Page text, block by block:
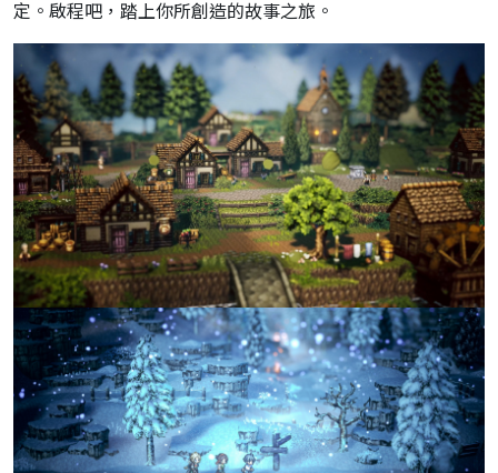
定。啟程吧，踏上你所創造的故事之旅。